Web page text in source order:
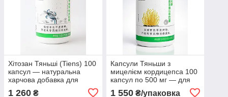
Хітозан Тяньші (Tiens) 100
капсул — натуральна
харчова добавка для
1 260 ₴
Капсули Тяньши з
мицелієм кордицепса 100
капсул по 500 мг — для
1 550₴/упаковка